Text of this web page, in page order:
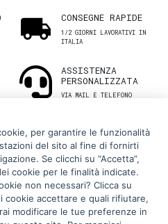
CONSEGNE RAPIDE
1/2 GIORNI LAVORATIVI IN
ITALIA
ASSISTENZA
PERSONALIZZATA
VIA MAIL E TELEFONO
a, Bari, Italy, 70121
per garantire le funzionalità
del sito al fine di fornirti
Se clicchi su “Accetta”,
cookie per le finalità indicate.
non necessari? Clicca su
cookie accettare e quali rifiutare,
modificare le tue preferenze in